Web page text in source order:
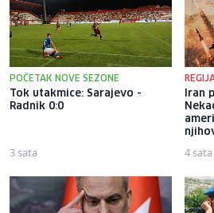
POČETAK NOVE SEZONE
Tok utakmice: Sarajevo -
Radnik 0:0
3 sata
Iran
4 sata